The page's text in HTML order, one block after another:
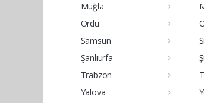
Muğla
Ordu
Samsun
Şanlıurfa
Trabzon
Yalova